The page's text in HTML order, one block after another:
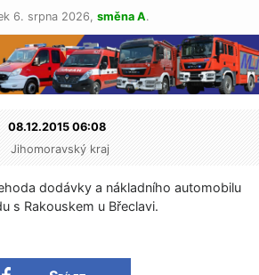
6. srpna 2026, směna A.
08.12.2015 06:08
Jihomoravský kraj
dodávky a nákladního automobilu
s Rakouskem u Břeclavi.